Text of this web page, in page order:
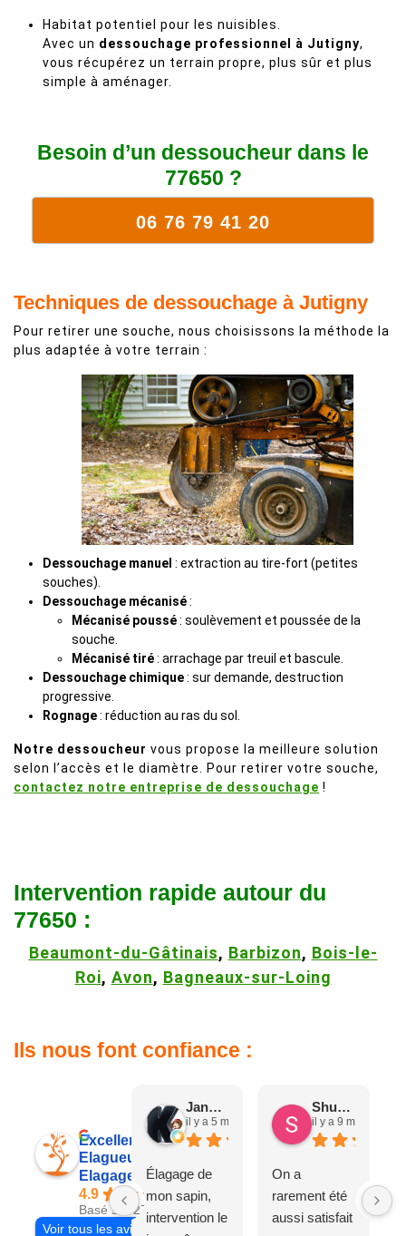
Habitat potentiel pour les nuisibles.
Avec un dessouchage professionnel à Jutigny,
vous récupérez un terrain propre, plus sûr et plus
simple à aménager.
Besoin d’un dessoucheur dans le
77650 ?
06 76 79 41 20
Techniques de dessouchage à Jutigny
Pour retirer une souche, nous choisissons la méthode la
plus adaptée à votre terrain :
Dessouchage manuel : extraction au tire-fort (petites
souches).
Dessouchage mécanisé:
Mécanisé poussé: soulèvement et poussée de la
souche.
Mécanisé tiré: arrachage par treuil et bascule.
Dessouchage chimique: sur demande, destruction
progressive.
Rognage: réduction au ras du sol.
Notre dessoucheur vous propose la meilleure solution
selon l’accès et le diamètre. Pour retirer votre souche,
contactez notre entreprise de dessouchage !
Intervention rapide autour du
77650 :
Beaumont-du-Gâtinais, Barbizon, Bois-le-
Roi, Avon, Bagneaux-sur-Loing
Ils nous font confiance :
Excellent
Elagueur 77
Elagage Villiers
4.9
Basé sur 27 avis
Voir tous les avis
Jane D.
il y a 5 mois
Élagage de
mon sapin,
intervention le
Shuang & Jean K.
il y a 9 mois
On a
rarement été
aussi satisfait